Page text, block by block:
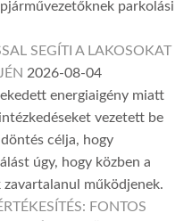
parkolási
SEGÍTI A LAKOSOKAT
2026-08-04
energiaigény miatt
vezetett be
célja, hogy
úgy, hogy közben a
működjenek.
FONTOS